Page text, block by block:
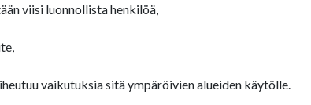
viisi luonnollista henkilöä,
vaikutuksia sitä ympäröivien alueiden käytölle.